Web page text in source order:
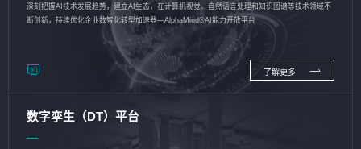
深刻把握AI技术发展趋势，建立AI生态，在计算机视觉、自然语言处理和知识图谱等技术领域不
断创新，持续优化企业数智化转型加速器—AlphaMind®AI能力开放平台
了解更多
数字孪生（DT）平台